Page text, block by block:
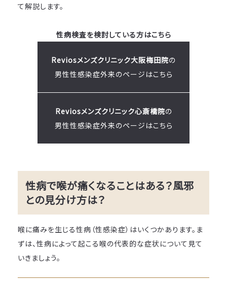
て解説します。
性病検査を検討している方はこちら
Reviosメンズクリニック大阪梅田院の
男性性感染症外来のページはこちら
Reviosメンズクリニック心斎橋院の
男性性感染症外来のページはこちら
性病で喉が痛くなることはある？風邪
との見分け方は？
喉に痛みを生じる性病（性感染症）はいくつかあります。ま
ずは、性病によって起こる喉の代表的な症状について見て
いきましょう。